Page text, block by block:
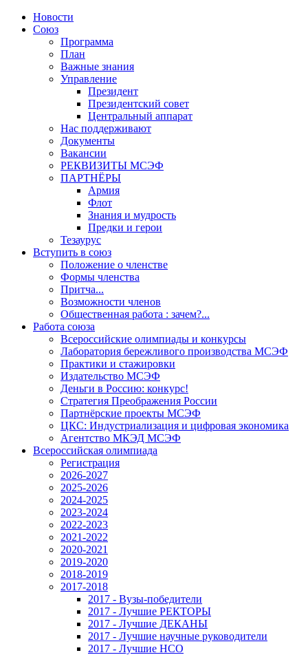
Новости
Союз
Программа
План
Важные знания
Управление
Президент
Президентский совет
Центральный аппарат
Нас поддерживают
Документы
Вакансии
РЕКВИЗИТЫ МСЭФ
ПАРТНЁРЫ
Армия
Флот
Знания и мудрость
Предки и герои
Тезаурус
Вступить в союз
Положение о членстве
Формы членства
Притча...
Возможности членов
Общественная работа : зачем?...
Работа союза
Всероссийские олимпиады и конкурсы
Лаборатория бережливого производства МСЭФ
Практики и стажировки
Издательство МСЭФ
Деньги в Россию: конкурс!
Стратегия Преображения России
Партнёрские проекты МСЭФ
ЦКС: Индустриализация и цифровая экономика
Агентство МКЭД МСЭФ
Всероссийская олимпиада
Регистрация
2026-2027
2025-2026
2024-2025
2023-2024
2022-2023
2021-2022
2020-2021
2019-2020
2018-2019
2017-2018
2017 - Вузы-победители
2017 - Лучшие РЕКТОРЫ
2017 - Лучшие ДЕКАНЫ
2017 - Лучшие научные руководители
2017 - Лучшие НСО